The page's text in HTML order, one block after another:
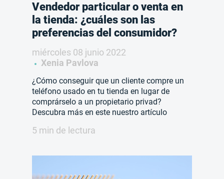
Vendedor particular o venta en
la tienda: ¿cuáles son las
preferencias del consumidor?
miércoles 08 junio 2022
Xenia Pavlova
¿Cómo conseguir que un cliente compre un
teléfono usado en tu tienda en lugar de
comprárselo a un propietario privad?
Descubra más en este nuestro artículo
5 min de lectura